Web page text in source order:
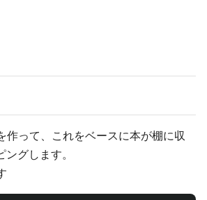
作って、これをベースに本が棚に収
グします。